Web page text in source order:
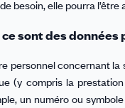
besoin, elle pourra
ce sont des
personnel concernant
(y compris la
un numéro ou